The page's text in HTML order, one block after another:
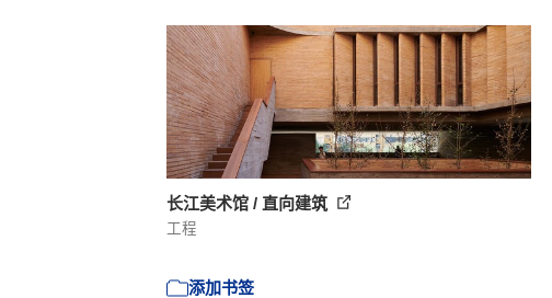
长江美术馆 / 直向建筑
工程
添加书签